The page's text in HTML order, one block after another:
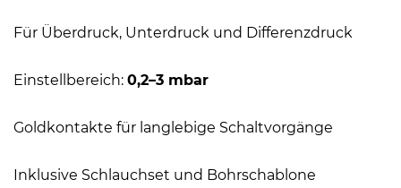
Für Überdruck, Unterdruck und Differenzdruck
Einstellbereich: 0,2–3 mbar
Goldkontakte für langlebige Schaltvorgänge
Inklusive Schlauchset und Bohrschablone